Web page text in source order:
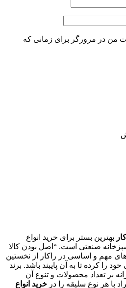
من در مرورگر برای زمانی که
بهترین بستر برای خرید انواع
صنعتی است. “اصل بودن کالا
مهم و اساسی در راکار از نخستین
را کرده تا به آن پایبند باشد. برند
بر تعداد محصولات و تنوع آن
با هر نوع سلیقه را در خرید انواع